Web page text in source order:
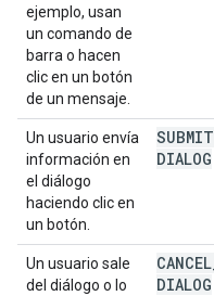
ejemplo, usan
un comando de
barra o hacen
clic en un botón
de un mensaje.
Un usuario envía
información en
el diálogo
haciendo clic en
un botón.
SUBMIT
DIALOG
Un usuario sale
del diálogo o lo
CANCEL
DIALOG